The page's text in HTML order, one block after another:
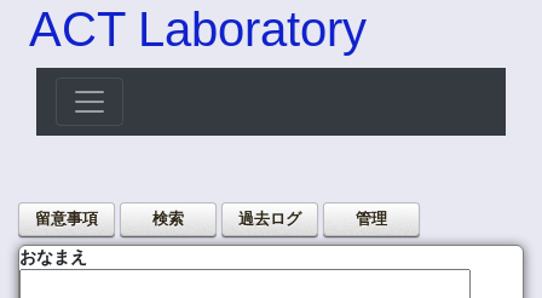
ACT Laboratory
留意事項 検索 過去ログ 管理
おなまえ